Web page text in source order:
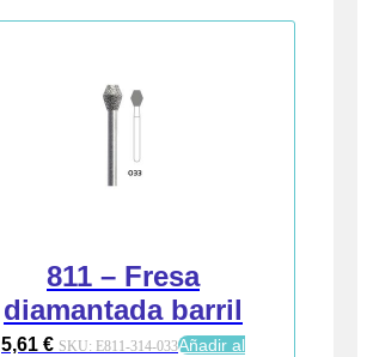
811 – Fresa
diamantada barril
5,61 € SKU: E811-314-033Añadir al